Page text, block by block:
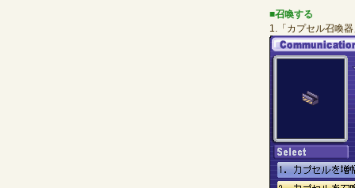
■召喚する
1.「カプセル召喚